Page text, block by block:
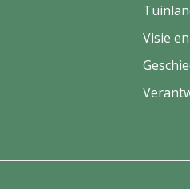
Visie